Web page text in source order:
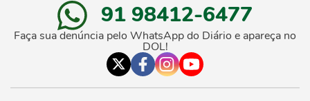
91 98412-6477
Faça sua denúncia pelo WhatsApp do Diário e apareça no
DOL!